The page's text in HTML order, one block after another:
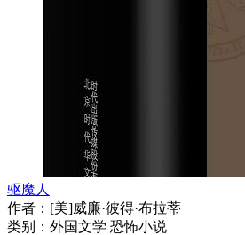
驱魔人
作者： [美]威廉·彼得·布拉蒂
类别： 外国文学 恐怖小说